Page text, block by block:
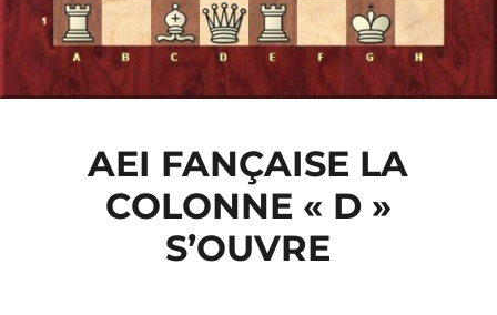
AEI FANÇAISE LA
COLONNE « D »
S’OUVRE